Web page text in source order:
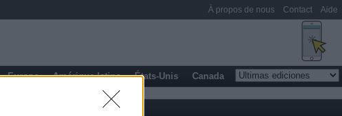
Europe Amérique latine États-Unis Canada
À propos de nous Contact Aide